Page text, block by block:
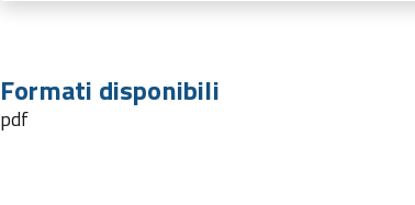
Formati disponibili
pdf